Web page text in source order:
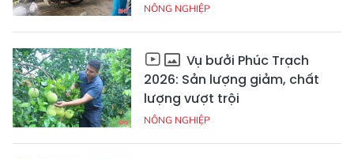
NÔNG NGHIỆP
Vụ bưởi Phúc Trạch
2026: Sản lượng giảm, chất
lượng vượt trội
NÔNG NGHIỆP